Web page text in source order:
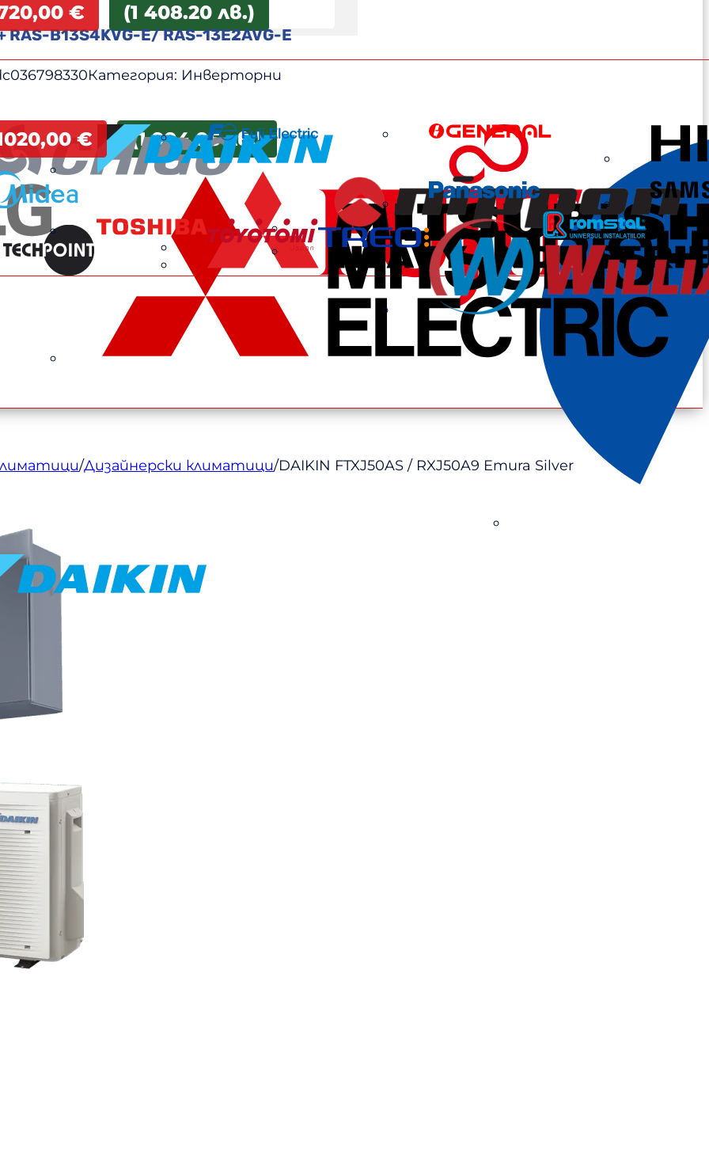
€ (1 408.20 лв.)
RAS-B13S4KVG-E/ RAS-13E2AVG-E
Категория: Инверторни
€ (1 994.95 лв.)
/Дизайнерски климатици/DAIKIN FTXJ50AS / RXJ50A9 Emura Silver